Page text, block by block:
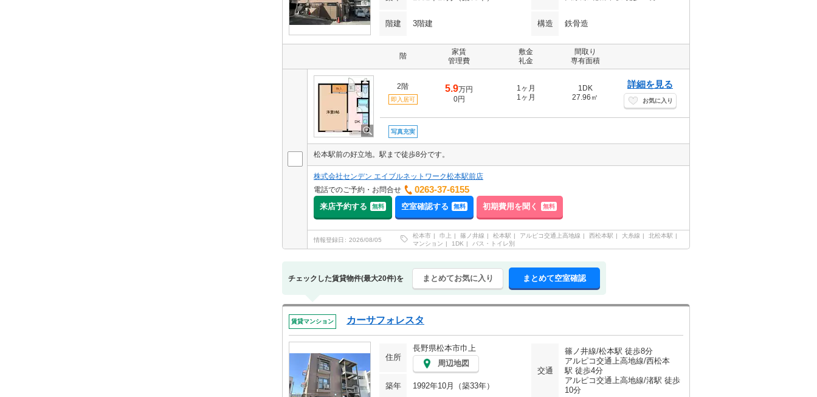
階建 3階建 構造 鉄骨造
階
家賃
管理費
敷金
礼金
間取り
専有面積
2階
即入居可
5.9万円
0円
1ヶ月
1ヶ月
1DK
27.96㎡
詳細を見る
お気に入り
写真充実
松本駅前の好立地。駅まで徒歩8分です。
株式会社センデン エイブルネットワーク松本駅前店
電話でのご予約・お問合せ
0263-37-6155
来店予約する 無料 空室確認する 無料 初期費用を聞く 無料
情報登録日 2026/08/05
松本市 巾上 篠ノ井線 松本駅 アルピコ交通上高地線 西松本駅 大糸線
北松本駅
マンション
1DK バス・トイレ別
チェックした賃貸物件(最大20件)を まとめてお気に入り まとめて空室確認
賃貸マンション カーサフォレスタ
住所
長野県松本市巾上
周辺地図
交通
篠ノ井線/松本駅 徒歩8分
アルピコ交通上高地線/西松本
駅 徒歩4分
アルピコ交通上高地線/渚駅 徒歩
10分
築年 1992年10月（築33年）